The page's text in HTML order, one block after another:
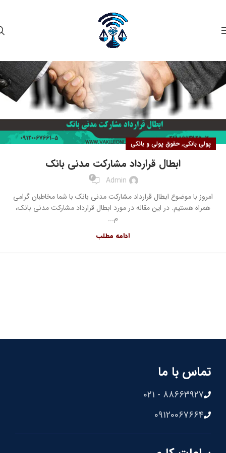
پولی بانکی,حقوق پولی و بانکی
ابطال قرارداد مشارکت مدنی بانک
Admin
4
امروز با موضوع ابطال قرارداد مشارکت مدنی بانک با شما مخاطبان گرامی
همراه هستیم. در این مقاله در مورد ابطال قرارداد مشارکت مدنی بانک،
م...
ادامه مطلب
تماس با ما
88663927 - 021
09120067664